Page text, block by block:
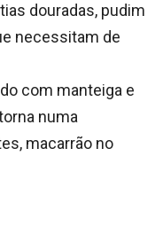
douradas, pudim
necessitam de
com manteiga e
numa
macarrão no